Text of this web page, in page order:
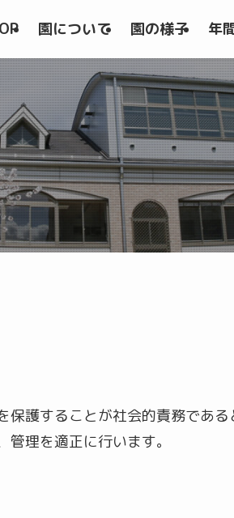
園について 園の様子 年
護することが社会的責務であ
理を適正に行います。